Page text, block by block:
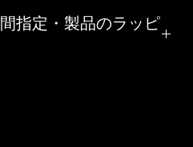
指定・製品のラッピ